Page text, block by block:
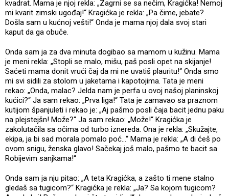
kvadrat. Mama je njoj rekla: „Zagrni se sa nečim, Kragićka! Nemoj
mi kvarit zimski ugođaj!“ Kragićka je rekla: „Pa čime, jebate?
Došla sam u kućnoj vešti!“ Onda je mama njoj dala svoj stari
kaput da ga obuče.
Onda sam ja za dva minuta dogibao sa mamom u kužinu. Mama
je meni rekla: „Stopli se malo, mišu, paš posli opet na skijanje!
Saćeti mama donit vrući čaj da mi ne uvatiš plauritu!“ Onda smo
mi svi sidili za stolom u jaketama i kapotojima. Tata je meni
rekao: „Onda, malac? Jelda nam je perfa u ovoj našoj planinskoj
kućici?“ Ja sam rekao: „Prva liga!“ Tata je zamavao sa praznom
kutijom španjuleti i rekao je: „Aj pašmo posli čaja bacit jednu paku
na plejstejšn! Može?“ Ja sam rekao: „Može!“ Kragićka je
zakolutačila sa očima od turbo iznereda. Ona je rekla: „Skužajte,
ekipa, ja bi sad morala pomalo poć...“ Mama je rekla: „A di ćeš po
ovom snigu, ženska glavo! Sačekaj još malo, pašmo te bacit sa
Robijevim sanjkama!“
Onda sam ja nju pitao: „A teta Kragićka, a zašto ti mene stalno
gledaš sa tugicom?“ Kragićka je rekla: „Ja? Sa kojom tugicom?